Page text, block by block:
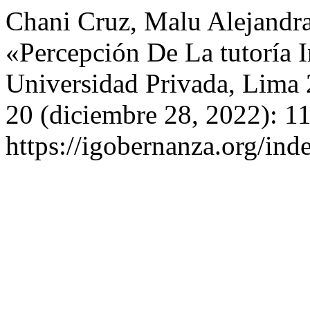
Chani Cruz, Malu
«Percepción De La tutoría
Universidad Privada,
20 (diciembre 28, 2022):
https://igobernanza.org/